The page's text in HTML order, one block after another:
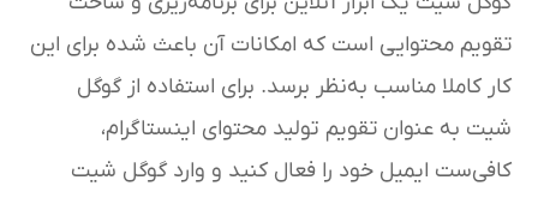
تقویم محتوایی است که امکانات آن باعث شده برای این
کار کاملا مناسب به‌نظر برسد. برای استفاده از گوگل
شیت به عنوان تقویم تولید محتوای اینستاگرام،
کافی‌ست ایمیل خود را فعال کنید و وارد گوگل شیت